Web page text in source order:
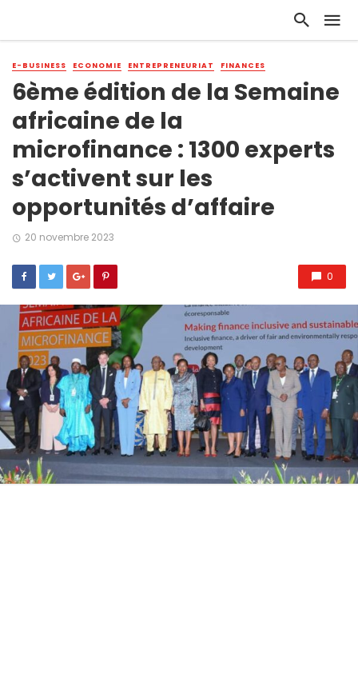
E-BUSINESS ECONOMIE ENTREPRENEURIAT FINANCES
6ème édition de la Semaine
africaine de la
microfinance : 1300 experts
s’activent sur les
opportunités d’affaire
20 novembre 2023
0